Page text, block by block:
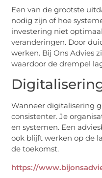
Een van de grootste
nodig zijn of hoe
investering niet
veranderingen. Door
werken. Bij Ons Advies
waardoor de drempel
Wanneer digitalisering
consistenter. Je
en systemen. Een
ook blijft werken op de
de toekomst.
https://